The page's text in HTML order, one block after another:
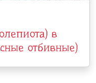
в
отбивные)